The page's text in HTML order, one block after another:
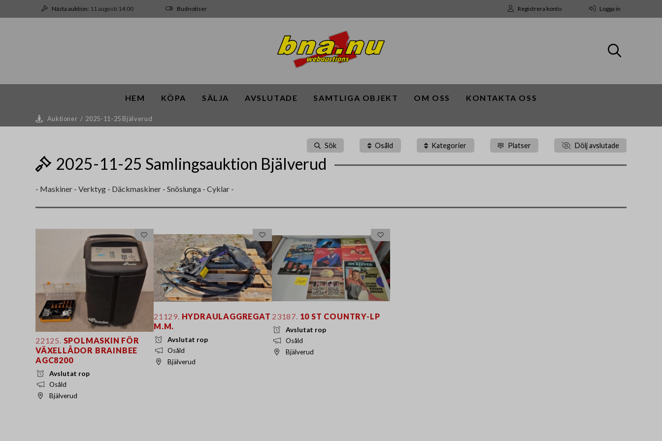
Nästa auktion: 11 augusti 14:00 Budnotiser Registrera konto Logga in
HEM KÖPA SÄLJA AVSLUTADE SAMTLIGA OBJEKT OM OSS KONTAKTA OSS
Auktioner / 2025-11-25 Bjälverud
Sök Osåld Kategorier Platser Dölj avslutade
2025-11-25 Samlingsauktion Bjälverud
- Maskiner - Verktyg - Däckmaskiner - Snöslunga - Cyklar -
22125. SPOLMASKIN FÖR
VÄXELLÅDOR BRAINBEE
AGC8200
Avslutat rop
Osåld
Bjälverud
21129. HYDRAULAGGREGAT
M.M.
Avslutat rop
Osåld
Bjälverud
23187. 10 ST COUNTRY-LP
Avslutat rop
Osåld
Bjälverud